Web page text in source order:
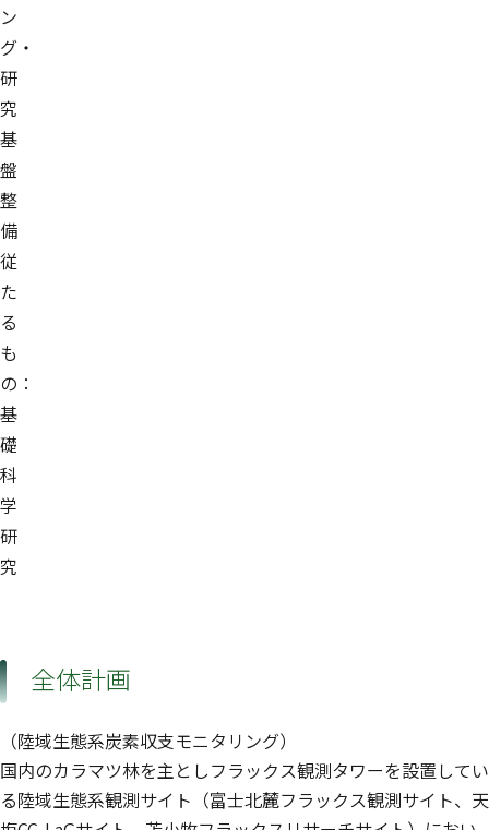
ン
グ・
研
究
基
盤
整
備
従
た
る
も
の：
基
礎
科
学
研
究
全体計画
（陸域生態系炭素収支モニタリング）
国内のカラマツ林を主としフラックス観測タワーを設置してい
る陸域生態系観測サイト（富士北麓フラックス観測サイト、天